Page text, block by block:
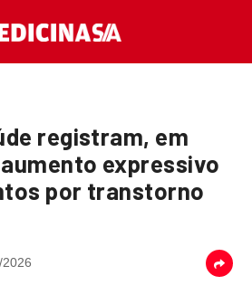
registram, em
expressivo
por transtorno